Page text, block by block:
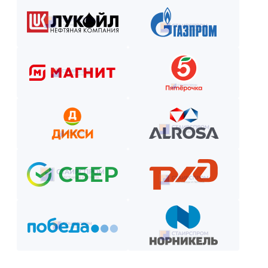
Рассчитаем стоимость, подберём вариант расчёта и начнём
Оставьте заявку на сайте или по телефону.
Внесите предоплату (если требуется).
Отслеживайте этапы производства и монтажа.
и наслаждайтесь новой конструкцией!